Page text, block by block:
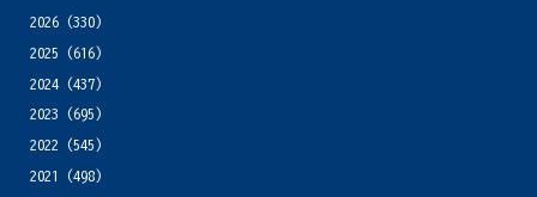
2026(330)
2025 (616)
2024(437)
2023 (695)
2022 (545)
2021
(498)